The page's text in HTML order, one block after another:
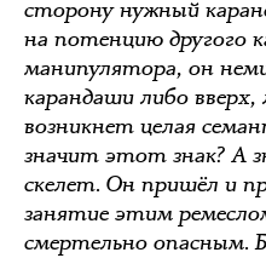
сторону нужный
на потенцию другого
манипулятора, он
карандаши либо
возникнет целая
значит этот знак? А
скелет. Он пришёл и
занятие этим
смертельно опасным.